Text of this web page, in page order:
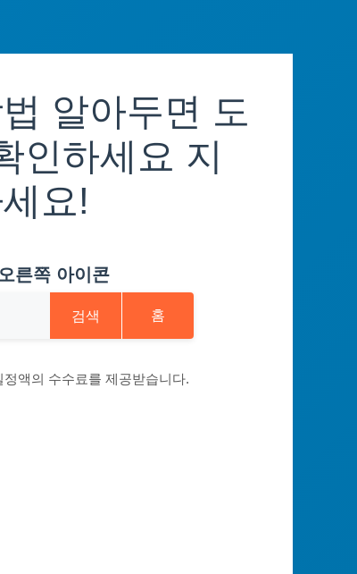
알아두면 도
인하세요 지
요!
검색 홈
액의 수수료를 제공받습니다.